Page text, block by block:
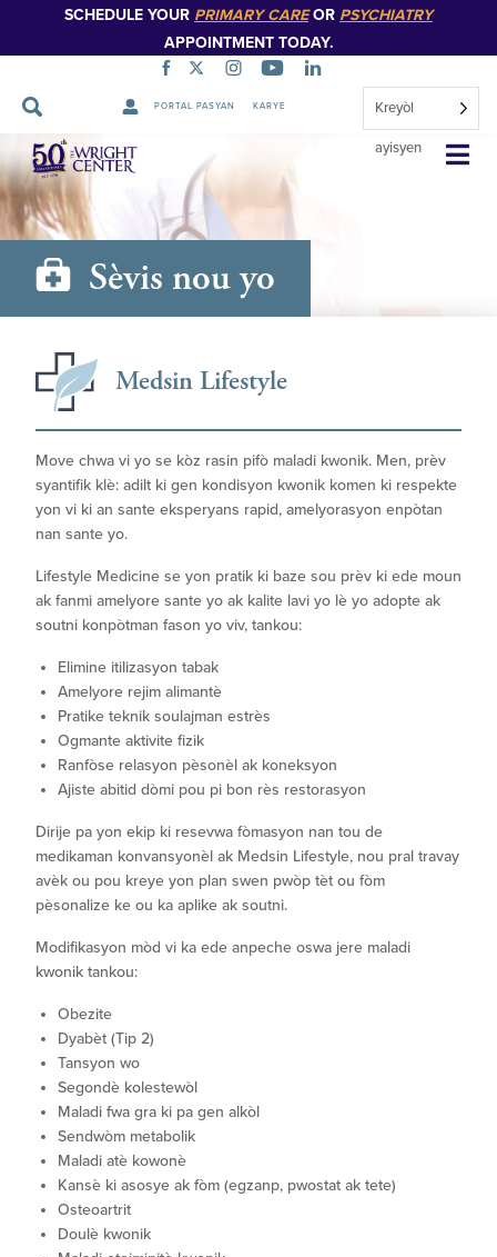
SCHEDULE YOUR PRIMARY CAREOR PSYCHIATRY
APPOINTMENT TODAY.
PORTAL PASYAN KARYE Kreyòl
ayisyen
Sote
Navigasyon
Sèvis nou yo
Medsin Lifestyle
Move chwa vi yo se kòz rasin pifò maladi kwonik. Men, prèv
syantifik klè: adilt ki gen kondisyon kwonik komen ki respekte
yon vi ki an sante eksperyans rapid, amelyorasyon enpòtan
nan sante yo.
Lifestyle Medicine se yon pratik ki baze sou prèv ki ede moun
ak fanmi amelyore sante yo ak kalite lavi yo lè yo adopte ak
soutni konpòtman fason yo viv, tankou:
Elimine itilizasyon tabak
Amelyore rejim alimantè
Pratike teknik soulajman estrès
Ogmante aktivite fizik
Ranfòse relasyon pèsonèl ak koneksyon
Ajiste abitid dòmi pou pi bon rès restorasyon
Dirije pa yon ekip ki resevwa fòmasyon nan tou de
medikaman konvansyonèl ak Medsin Lifestyle, nou pral travay
avèk ou pou kreye yon plan swen pwòp tèt ou fòm
pèsonalize ke ou ka aplike ak soutni.
Modifikasyon mòd vi ka ede anpeche oswa jere maladi
kwonik tankou:
Obezite
Dyabèt (Tip 2)
Tansyon wo
Segondè kolestewòl
Maladi fwa gra ki pa gen alkòl
Sendwòm metabolik
Maladi atè kowonè
Kansè ki asosye ak fòm (egzanp, pwostat ak tete)
Osteoartrit
Doulè kwonik